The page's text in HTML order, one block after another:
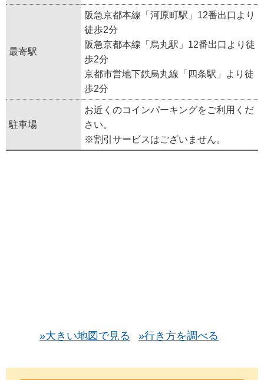
最寄駅
阪急京都本線「河原町駅」12番出口より
徒歩2分
阪急京都本線「烏丸駅」12番出口より徒
歩2分
京都市営地下鉄烏丸線「四条駅」より徒
歩2分
駐車場
お近くのコインパーキングをご利用くだ
さい。
※割引サービスはございません。
»大きい地図で見る »行き方を調べる